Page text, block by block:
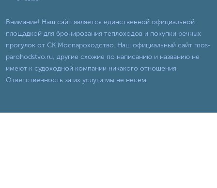
Внимание! Наш сайт является единственной официальной
площадкой для бронирования теплоходов и покупки речных
прогулок от СК Моспароходство. Наш официальный сайт mos-
parohodstvo.ru, другие схожие по написанию и названию не
имеют к судоходной компании никакого отношения.
Ответственность за их услуги мы не несем